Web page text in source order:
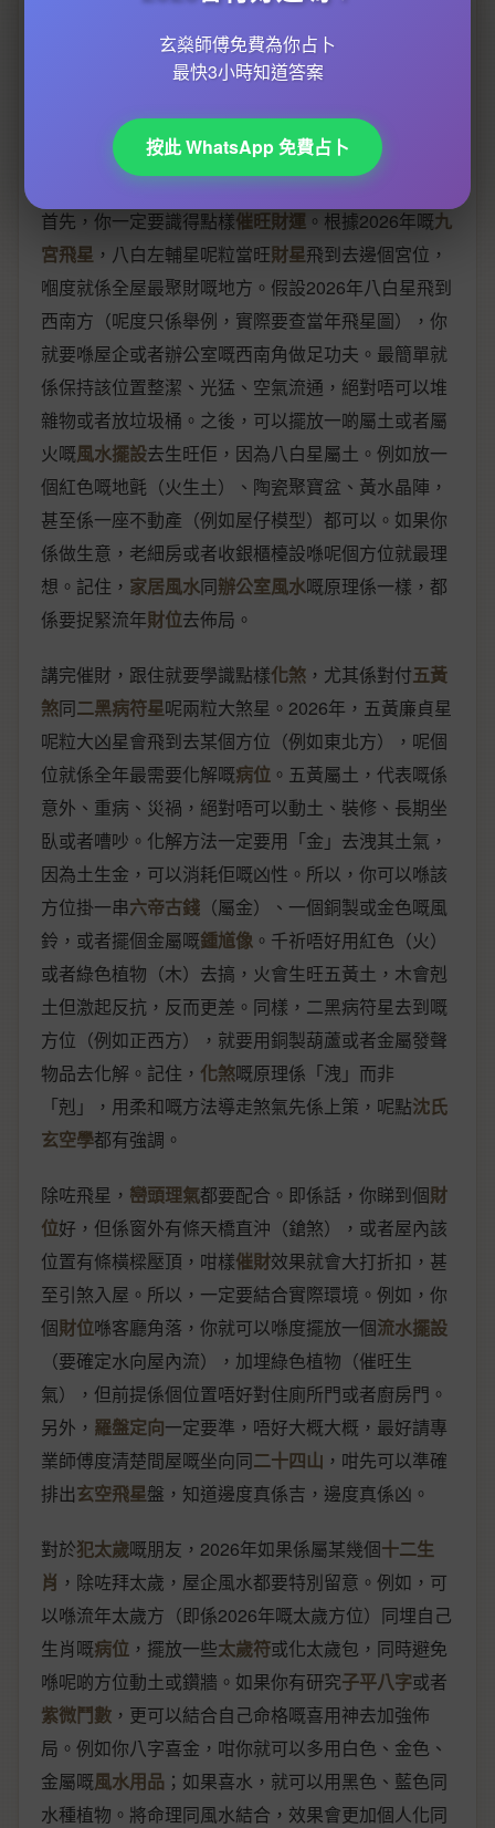
到邊個位。2026年嘅流年飛星盤係點，直接影響你屋
、邊度係病位，或者邊度犯緊
年方位都會變， 流年運程
亦都唔同，一定要 update
首先，你一定要識得點樣催旺財運 。根據2026年嘅九
宮飛星 ，八白左輔星呢粒當旺財星飛到去邊個宮位，
嗰度就係全屋最聚財嘅地方。假設2026年八白星飛到
西南方（呢度只係舉例，實際要查當年飛星圖），你
就要喺屋企或者辦公室嘅西南角做足功夫。最簡單就
係保持該位置整潔、光猛、空氣流通，絕對唔可以堆
雜物或者放垃圾桶。之後，可以擺放一啲屬土或者屬
火嘅風水擺設去生旺佢，因為八白星屬土。例如放一
個紅色嘅地氈（火生土）、陶瓷聚寶盆、黃水晶陣，
甚至係一座不動產（例如屋仔模型）都可以。如果你
係做生意，老細房或者收銀櫃檯設喺呢個方位就最理
想。記住， 家居風水同辦公室風水嘅原理係一樣，都
係要捉緊流年財位去佈局。
講完催財，跟住就要學識點樣化煞 ，尤其係對付五黃
煞同二黑病符星呢兩粒大煞星。2026年，五黃廉貞星
呢粒大凶星會飛到去某個方位（例如東北方），呢個
位就係全年最需要化解嘅病位 。五黃屬土，代表嘅係
意外、重病、災禍，絕對唔可以動土、裝修、長期坐
臥或者嘈吵。化解方法一定要用「金」去洩其土氣，
因為土生金，可以消耗佢嘅凶性。所以，你可以喺該
方位掛一串六帝古錢 （屬金）、一個銅製或金色嘅風
鈴，或者擺個金屬嘅鍾馗像 。千祈唔好用紅色（火）
或者綠色植物（木）去搞，火會生旺五黃土，木會剋
土但激起反抗，反而更差。同樣，二黑病符星去到嘅
方位（例如正西方），就要用銅製葫蘆或者金屬發聲
物品去化解。記住， 化煞嘅原理係「洩」而非
「剋」，用柔和嘅方法導走煞氣先係上策，呢點沈氏
玄空學都有強調。
除咗飛星， 巒頭理氣都要配合。即係話，你睇到個財
位好，但係窗外有條天橋直沖（鎗煞），或者屋內該
位置有條橫樑壓頂，咁樣催財效果就會大打折扣，甚
至引煞入屋。所以，一定要結合實際環境。例如，你
個財位喺客廳角落，你就可以喺度擺放一個流水擺設
（要確定水向屋內流），加埋綠色植物（催旺生
氣），但前提係個位置唔好對住廁所門或者廚房門。
另外， 羅盤定向一定要準，唔好大概大概，最好請專
業師傅度清楚間屋嘅坐向同二十四山 ，咁先可以準確
排出玄空飛星盤，知道邊度真係吉，邊度真係凶。
對於犯太歲嘅朋友，2026年如果係屬某幾個十二生
肖 ，除咗拜太歲，屋企風水都要特別留意。例如，可
以喺流年太歲方（即係2026年嘅太歲方位）同埋自己
生肖嘅病位 ，擺放一些太歲符或化太歲包，同時避免
喺呢啲方位動土或鑽牆。如果你有研究子平八字或者
紫微鬥數 ，更可以結合自己命格嘅喜用神去加強佈
局。例如你八字喜金，咁你就可以多用白色、金色、
金屬嘅風水用品 ；如果喜水，就可以用黑色、藍色同
水種植物。將命理同風水結合，效果會更加個人化同
玄燊師傅免費為你占卜
最快3小時知道答案
按此 WhatsApp 免費占卜